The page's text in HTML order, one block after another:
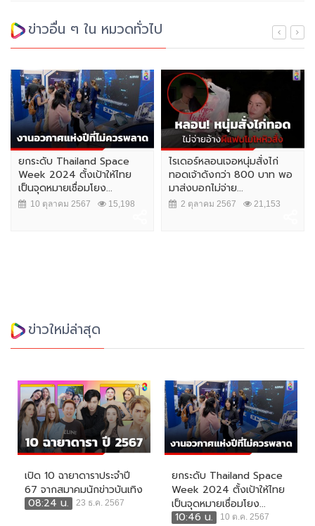
ข่าวอื่น ๆ ใน หมวดทั่วไป
ยกระดับ Thailand Space
Week 2024 ตั้งเป้าให้ไทย
เป็นจุดหมายเชื่อมโยง...
10 ตุลาคม 2567 15,198
ไรเดอร์หลอนเจอหนุ่มสั่งไก่
ทอดเจ้าดังกว่า 800 บาท พอ
มาส่งบอกไม่จ่าย...
2 ตุลาคม 2567 21,153
ข่าวใหม่ล่าสุด
เปิด 10 ฉายาดาราประจำปี
67 จากสมาคมนักข่าวบันเทิง
08:24 น.
23 ธ.ค. 2567
ยกระดับ Thailand Space
Week 2024 ตั้งเป้าให้ไทย
เป็นจุดหมายเชื่อมโยง...
10:46 น.
10 ต.ค. 2567